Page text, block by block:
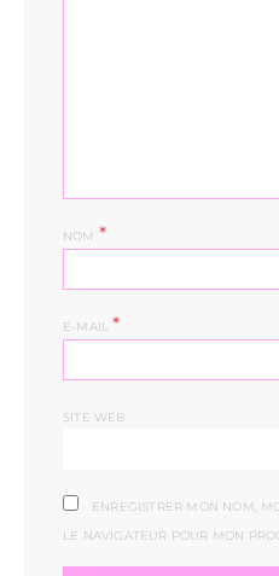
NOM *
E-MAIL*
SITE WEB
ENREGISTRER MON NOM,
LE NAVIGATEUR POUR MON